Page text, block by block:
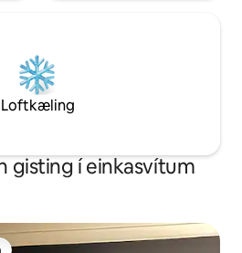
Loftkæling
gisting í einkasvítum